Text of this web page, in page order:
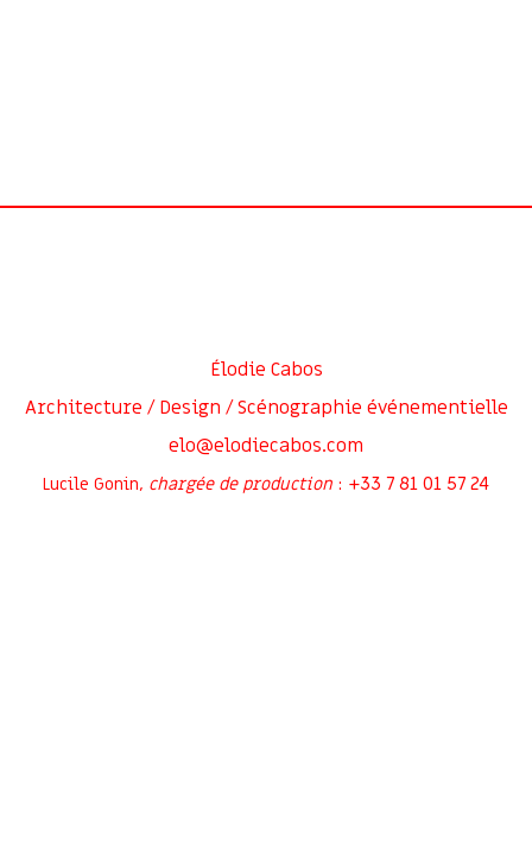
Élodie Cabos
Architecture / Design / Scénographie événementielle
elo@elodiecabos.com
Lucile Gonin, chargée de production : +33 7 81 01 57 24